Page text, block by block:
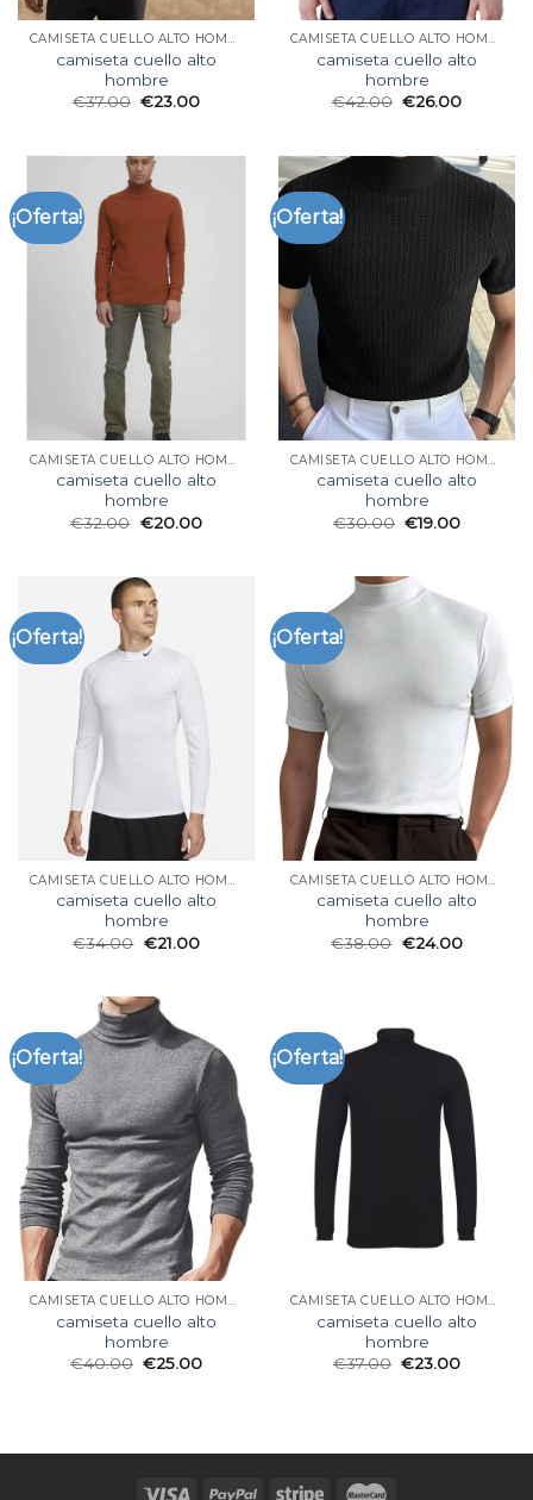
CAMISETA CUELLO ALTO HOMBRE
camiseta cuello alto
hombre
€37.00 €23.00
CAMISETA CUELLO ALTO HOMBRE
camiseta cuello alto
hombre
€42.00 €26.00
¡Oferta!
camiseta cuello alto
hombre
€32.00 €20.00
¡Oferta!
camiseta cuello alto
hombre
€30.00 €19.00
¡Oferta!
CAMISETA CUELLO ALTO HOMBRE
camiseta cuello alto
hombre
€34.00 €21.00
¡Oferta!
CAMISETA CUELLO ALTO HOMBRE
camiseta cuello alto
hombre
€38.00 €24.00
¡Oferta!
CAMISETA CUELLO ALTO HOMBRE
camiseta cuello alto
hombre
€40.00 €25.00
¡Oferta!
CAMISETA CUELLO ALTO HOMBRE
camiseta cuello alto
hombre
€37.00 €23.00